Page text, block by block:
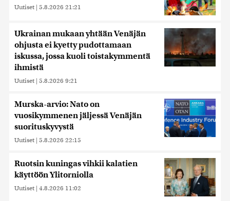
Uutiset | 5.8.2026 21:21
Ukrainan mukaan yhtään Venäjän
ohjusta ei kyetty pudottamaan
iskussa, jossa kuoli toistakymmentä
ihmistä
Uutiset | 5.8.2026 9:21
Murska-arvio: Nato on
vuosikymmenen jäljessä Venäjän
suorituskyvystä
Uutiset | 5.8.2026 22:15
Ruotsin kuningas vihkii kalatien
käyttöön Ylitorniolla
Uutiset | 4.8.2026 11:02